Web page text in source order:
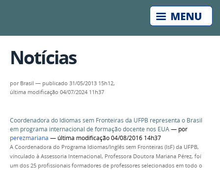
Notícias
por Brasil — publicado 31/05/2013 15h12,
última modificação 04/07/2024 11h37
Coordenadora do Idiomas sem Fronteiras da UFPB representa o Brasil
em programa internacional de formação docente nos EUA— por
perezmariana — última modificação 04/08/2016 14h37
A Coordenadora do Programa Idiomas/Inglês sem Fronteiras (IsF) da UFPB,
vinculado à Assessoria Internacional, Professora Doutora Mariana Pérez, foi
um dos 25 profissionais formadores de professores selecionados em todo o